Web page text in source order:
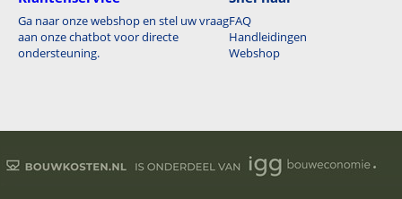
Ga naar onze webshop en stel uw vraag
aan onze chatbot voor directe
ondersteuning.
FAQ
Handleidingen
Webshop